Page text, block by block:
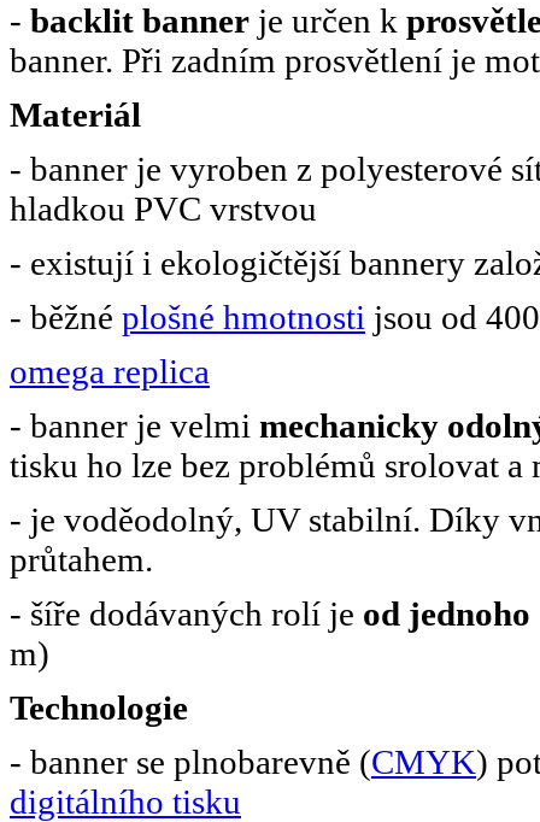
- backlit banner je určen k
banner. Při zadním prosvětlení je
Materiál
- banner je vyroben z polyesterové
hladkou PVC vrstvou
- existují i ekologičtější bannery
- běžné plošné hmotnosti jsou od
omega replica
- banner je velmi mechanicky
tisku ho lze bez problémů srolovat a
- je voděodolný, UV stabilní. Díky
průtahem.
- šíře dodávaných rolí je od
m)
Technologie
- banner se plnobarevně (CMYK)
digitálního tisku